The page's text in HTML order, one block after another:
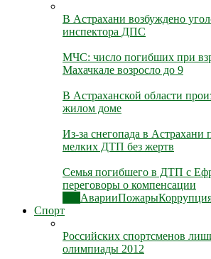
В Астрахани возбуждено
инспектора ДПС
МЧС: число погибших при
Махачкале возросло до 9
В Астраханской области
жилом доме
Из-за снегопада в Астрахани
мелких ДТП без жертв
Семья погибшего в ДТП с
переговоры о компенсации
АварииПожары
Спорт
Российских спортсменов
олимпиады 2012